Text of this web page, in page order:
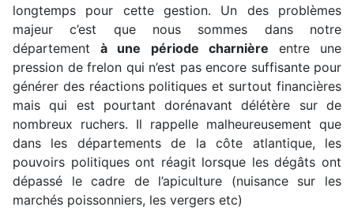
longtemps pour cette gestion. Un des problèmes
majeur c’est que nous sommes dans notre
départementà une période charnière entre une
pression de frelon qui n’est pas encore suffisante pour
générer des réactions politiques et surtout financières
mais qui est pourtant dorénavant délétère sur de
nombreux ruchers. Il rappelle malheureusement que
dans les départements de la côte atlantique, les
pouvoirs politiques ont réagit lorsque les dégâts ont
dépassé le cadre de l’apiculture (nuisance sur les
marchés poissonniers, les vergers etc)